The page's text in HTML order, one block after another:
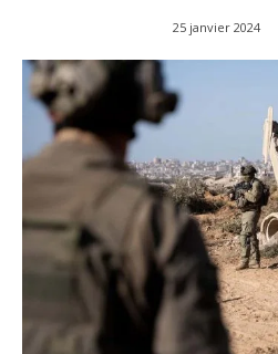
25 janvier 2024